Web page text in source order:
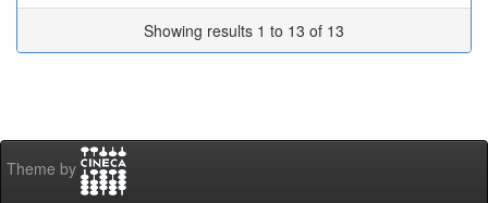
Showing results 1 to 13 of 13
Theme by